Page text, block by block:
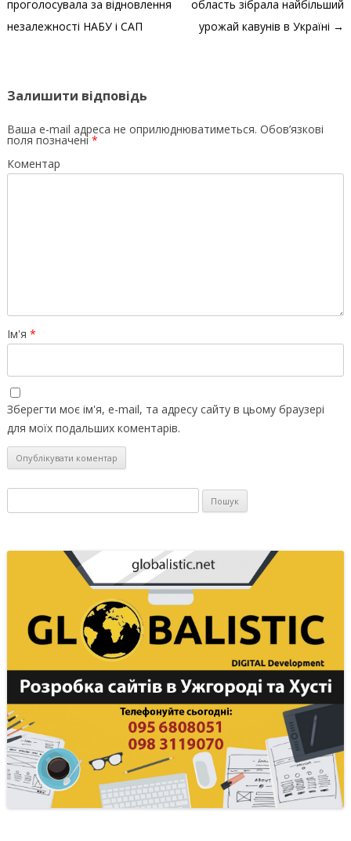
проголосувала за відновлення
незалежності НАБУ і САП
область зібрала найбільший
урожай кавунів в Україні →
Залишити відповідь
Ваша e-mail адреса не оприлюднюватиметься. Обов’язкові
поля позначені *
Коментар
Ім'я *
Зберегти моє ім'я, e-mail, та адресу сайту в цьому браузері
для моїх подальших коментарів.